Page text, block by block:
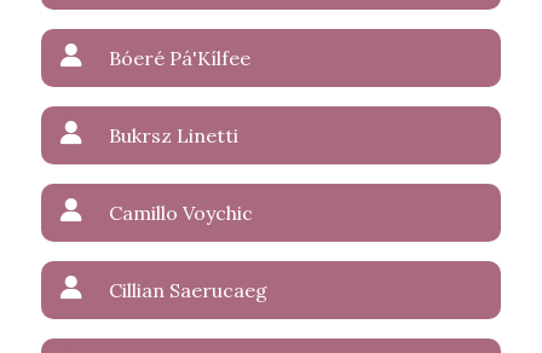
Bóeré Pá'Kílfee
Bukrsz Linetti
Camillo Voychic
Cillian Saerucaeg